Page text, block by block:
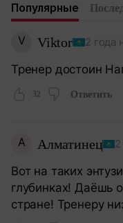
Популярные
V Viktor 2 года
Тренер достоин
32 Ответить
А Алматинец 2
Вот на таких
глубинках! Даёшь
стране! Тренеру